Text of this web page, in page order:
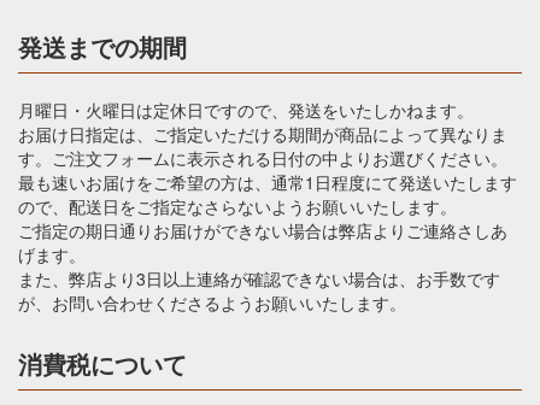
発送までの期間
月曜日・火曜日は定休日ですので、発送をいたしかねます。
お届け日指定は、ご指定いただける期間が商品によって異なりま
す。ご注文フォームに表示される日付の中よりお選びください。
最も速いお届けをご希望の方は、通常1日程度にて発送いたします
ので、配送日をご指定なさらないようお願いいたします。
ご指定の期日通りお届けができない場合は弊店よりご連絡さしあ
げます。
また、弊店より3日以上連絡が確認できない場合は、お手数です
が、お問い合わせくださるようお願いいたします。
消費税について